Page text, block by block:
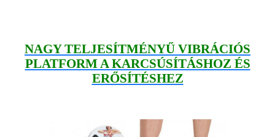
NAGY TELJESÍTMÉNYŰ VIBRÁCIÓS
PLATFORM A KARCSÚSÍTÁSHOZ ÉS
ERŐSÍTÉSHEZ